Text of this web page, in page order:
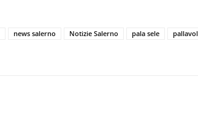
news salerno Notizie Salerno pala sele